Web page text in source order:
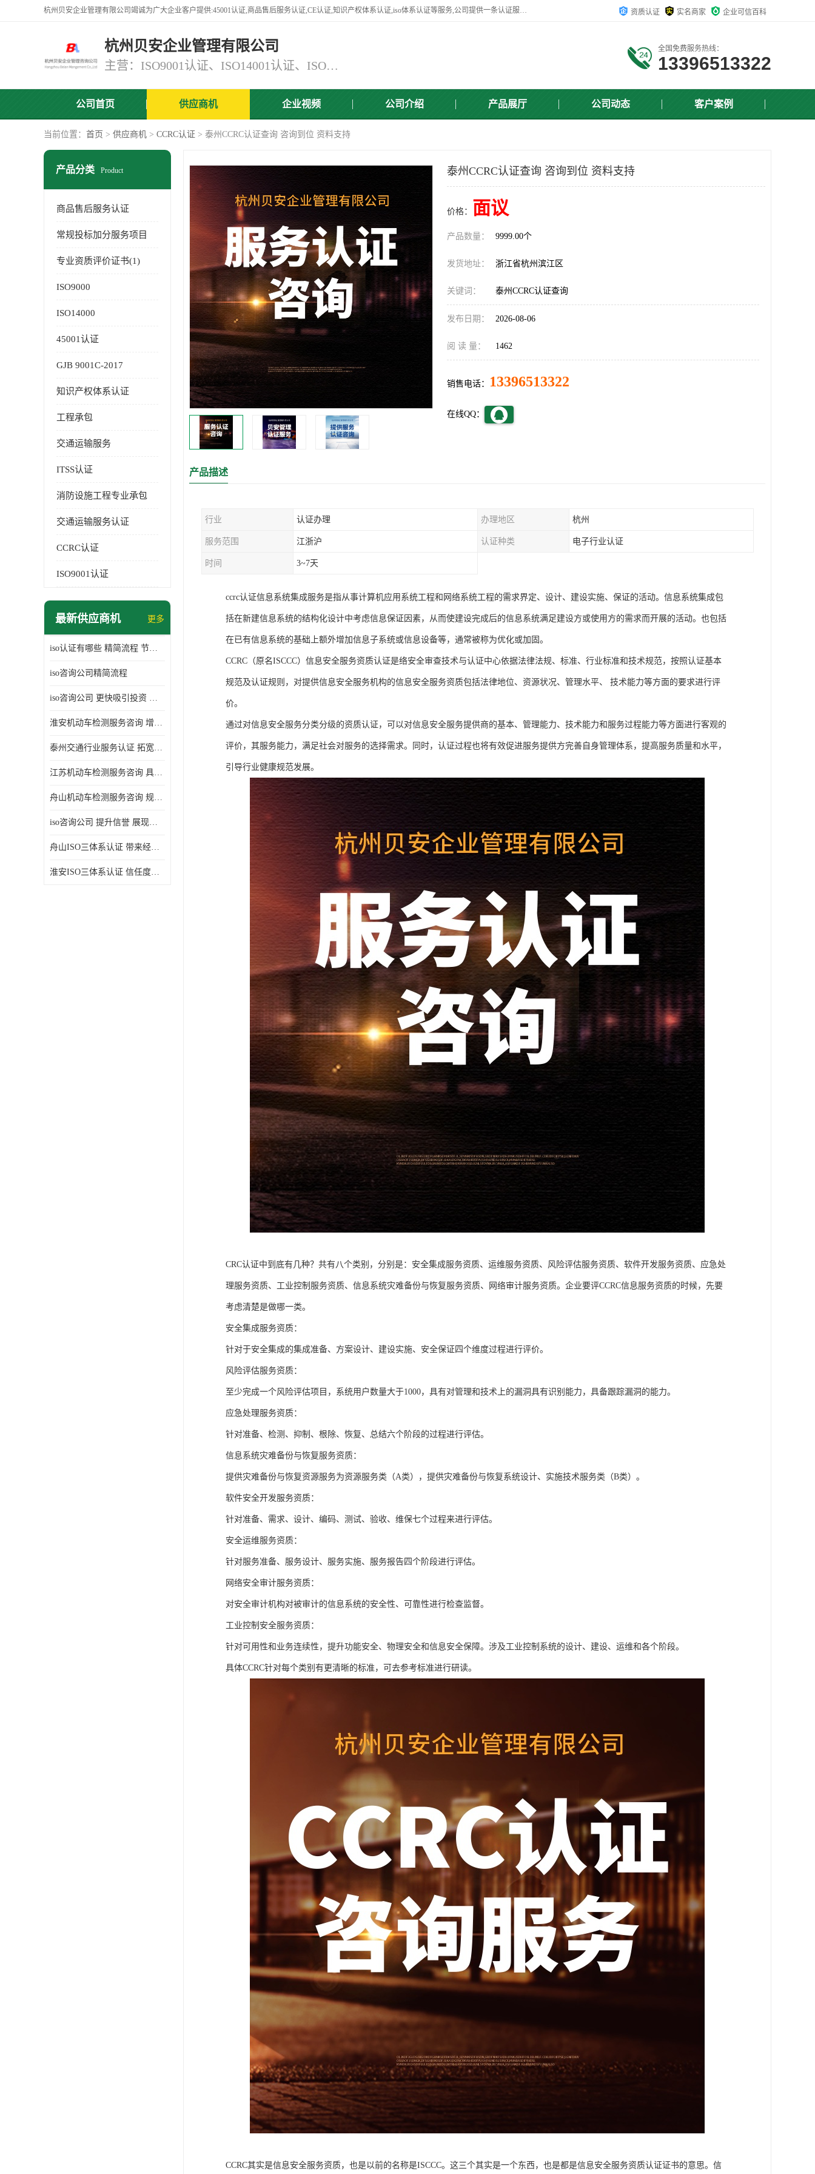
杭州贝安企业管理有限公司竭诚为广大企业客户提供:45001认证,商品售后服务认证,CE认证,知识产权体系认证,iso体系认证等服务,公司提供一条认证服务,方便快捷. 资质认证 实名商家 企业可信百科
杭州贝安企业管理有限公司
主营：ISO9001认证、ISO14001认证、ISO认证、ISO22000认证、ISO/TS16949认证,FSC森林认证
全国免费服务热线：
13396513322
公司首页 供应商机 企业视频 公司介绍 产品展厅 公司动态 客户案例
当前位置： 首页 > 供应商机 > CCRC认证 > 泰州CCRC认证查询 咨询到位 资料支持
产品分类 Product
商品售后服务认证
常规投标加分服务项目
专业资质评价证书(1)
ISO9000
ISO14000
45001认证
GJB 9001C-2017
知识产权体系认证
工程承包
交通运输服务
ITSS认证
消防设施工程专业承包
交通运输服务认证
CCRC认证
ISO9001认证
最新供应商机 更多
iso认证有哪些 精简流程 节省企业运营成本
iso咨询公司精简流程
iso咨询公司 更快吸引投资 节省企业运营成本
淮安机动车检测服务咨询 增加竞争力 可获得更多业务机会
泰州交通行业服务认证 拓宽可业务范围 提高客户对企业满意度
江苏机动车检测服务咨询 具有社会效益 是企业综合实力的体现
舟山机动车检测服务咨询 规范管理技术 具备市场竞争能力
iso咨询公司 提升信誉 展现企业文化
舟山ISO三体系认证 带来经济效益 带来可以信赖的良好印象
淮安ISO三体系认证 信任度增加 具备市场竞争能力
泰州CCRC认证查询 咨询到位 资料支持
价格： 面议
产品数量： 9999.00个
发货地址： 浙江省杭州滨江区
关键词： 泰州CCRC认证查询
发布日期： 2026-08-06
阅 读 量： 1462
销售电话： 13396513322
在线QQ：
产品描述
行业 认证办理 办理地区 杭州
服务范围 江浙沪 认证种类 电子行业认证
时间 3~7天
ccrc认证信息系统集成服务是指从事计算机应用系统工程和网络系统工程的需求界定、设计、建设实施、保证的活动。信息系统集成包
括在新建信息系统的结构化设计中考虑信息保证因素，从而使建设完成后的信息系统满足建设方或使用方的需求而开展的活动。也包括
在已有信息系统的基础上额外增加信息子系统或信息设备等，通常被称为优化或加固。
CCRC（原名ISCCC）信息安全服务资质认证是络安全审查技术与认证中心依据法律法规、标准、行业标准和技术规范，按照认证基本
规范及认证规则，对提供信息安全服务机构的信息安全服务资质包括法律地位、资源状况、管理水平、 技术能力等方面的要求进行评
价。
通过对信息安全服务分类分级的资质认证，可以对信息安全服务提供商的基本、管理能力、技术能力和服务过程能力等方面进行客观的
评价，其服务能力，满足社会对服务的选择需求。同时，认证过程也将有效促进服务提供方完善自身管理体系，提高服务质量和水平，
引导行业健康规范发展。
CRC认证中到底有几种？共有八个类别，分别是：安全集成服务资质、运维服务资质、风险评估服务资质、软件开发服务资质、应急处
理服务资质、工业控制服务资质、信息系统灾难备份与恢复服务资质、网络审计服务资质。企业要评CCRC信息服务资质的时候，先要
考虑清楚是做哪一类。
安全集成服务资质：
针对于安全集成的集成准备、方案设计、建设实施、安全保证四个维度过程进行评价。
风险评估服务资质：
至少完成一个风险评估项目，系统用户数量大于1000，具有对管理和技术上的漏洞具有识别能力，具备跟踪漏洞的能力。
应急处理服务资质：
针对准备、检测、抑制、根除、恢复、总结六个阶段的过程进行评估。
信息系统灾难备份与恢复服务资质：
提供灾难备份与恢复资源服务为资源服务类（A类），提供灾难备份与恢复系统设计、实施技术服务类（B类）。
软件安全开发服务资质：
针对准备、需求、设计、编码、测试、验收、维保七个过程来进行评估。
安全运维服务资质：
针对服务准备、服务设计、服务实施、服务报告四个阶段进行评估。
网络安全审计服务资质：
对安全审计机构对被审计的信息系统的安全性、可靠性进行检查监督。
工业控制安全服务资质：
针对可用性和业务连续性，提升功能安全、物理安全和信息安全保障。涉及工业控制系统的设计、建设、运维和各个阶段。
具体CCRC针对每个类别有更清晰的标准，可去参考标准进行研读。
CCRC其实是信息安全服务资质，也是以前的名称是ISCCC。这三个其实是一个东西，也是都是信息安全服务资质认证证书的意思。信